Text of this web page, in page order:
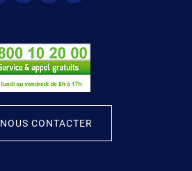
NOUS CONTACTER